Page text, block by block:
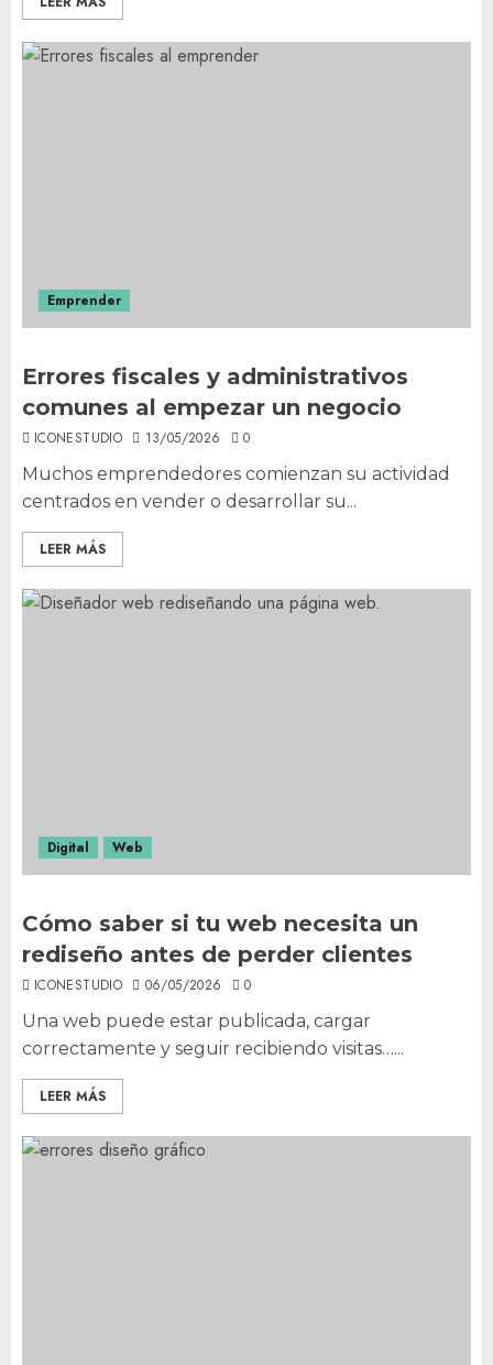
Emprender
Errores fiscales y administrativos
comunes al empezar un negocio
ICONESTUDIO 13/05/2026 0
Muchos emprendedores comienzan su actividad
centrados en vender o desarrollar su...
LEER MÁS
Digital Web
Cómo saber si tu web necesita un
rediseño antes de perder clientes
ICONESTUDIO 06/05/2026 0
Una web puede estar publicada, cargar
correctamente y seguir recibiendo visitas…...
LEER MÁS